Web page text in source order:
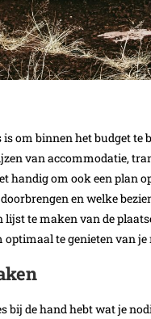
om binnen het budget te
van accommodatie,
handig om ook een plan
en welke
te maken van de
te genieten van je
bij de hand hebt wat je